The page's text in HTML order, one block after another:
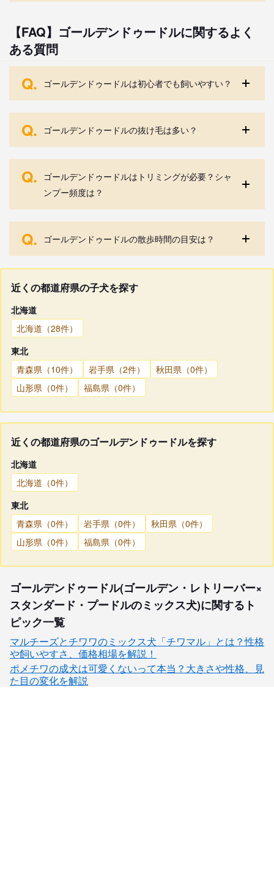
【FAQ】ゴールデンドゥードルに関するよく
ある質問
Q. ゴールデンドゥードルは初心者でも飼いやすい？
Q. ゴールデンドゥードルの抜け毛は多い？
Q.
ゴールデンドゥードルはトリミングが必要？シャ
ンプー頻度は？
Q. ゴールデンドゥードルの散歩時間の目安は？
近くの都道府県の子犬を探す
北海道
北海道（28件）
東北
青森県（10件）
岩手県（2件）
秋田県（0件）
山形県（0件）
福島県（0件）
近くの都道府県のゴールデンドゥードルを探す
北海道
北海道（0件）
東北
青森県（0件）
岩手県（0件）
秋田県（0件）
山形県（0件）
福島県（0件）
ゴールデンドゥードル(ゴールデン・レトリーバー×
スタンダード・プードルのミックス犬)に関するト
ピック一覧
マルチーズとチワワのミックス犬「チワマル」とは？性格
や飼いやすさ、価格相場を解説！
ポメチワの成犬は可愛くないって本当？大きさや性格、見
た目の変化を解説